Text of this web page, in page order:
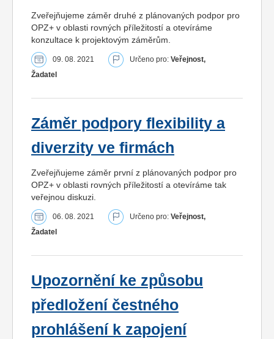
Zveřejňujeme záměr druhé z plánovaných podpor pro
OPZ+ v oblasti rovných příležitostí a otevíráme
konzultace k projektovým záměrům.
09. 08. 2021 Určeno pro: Veřejnost,
Žadatel
Záměr podpory flexibility a
diverzity ve firmách
Zveřejňujeme záměr první z plánovaných podpor pro
OPZ+ v oblasti rovných příležitostí a otevíráme tak
veřejnou diskuzi.
06. 08. 2021 Určeno pro: Veřejnost,
Žadatel
Upozornění ke způsobu
předložení čestného
prohlášení k zapojení